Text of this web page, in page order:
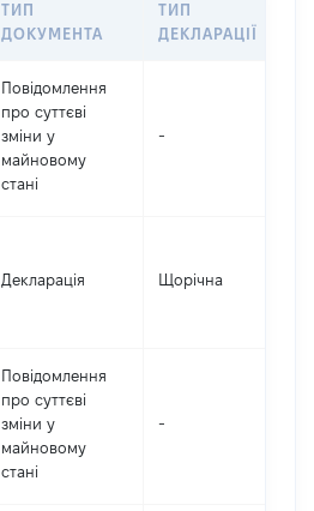
ТИП
ДОКУМЕНТА
ТИП
ДЕКЛАРАЦІЇ
Повідомлення
про суттєві
зміни y
майновому
стані
-
Декларація Щорічна
Повідомлення
про суттєві
зміни y
майновому
стані
-